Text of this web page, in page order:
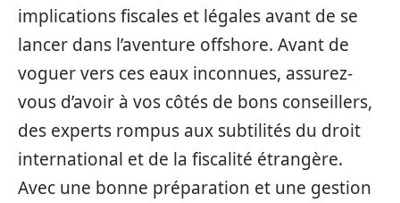
implications fiscales et légales avant de se
lancer dans l’aventure offshore. Avant de
voguer vers ces eaux inconnues, assurez-
vous d’avoir à vos côtés de bons conseillers,
des experts rompus aux subtilités du droit
international et de la fiscalité étrangère.
Avec une bonne préparation et une gestion